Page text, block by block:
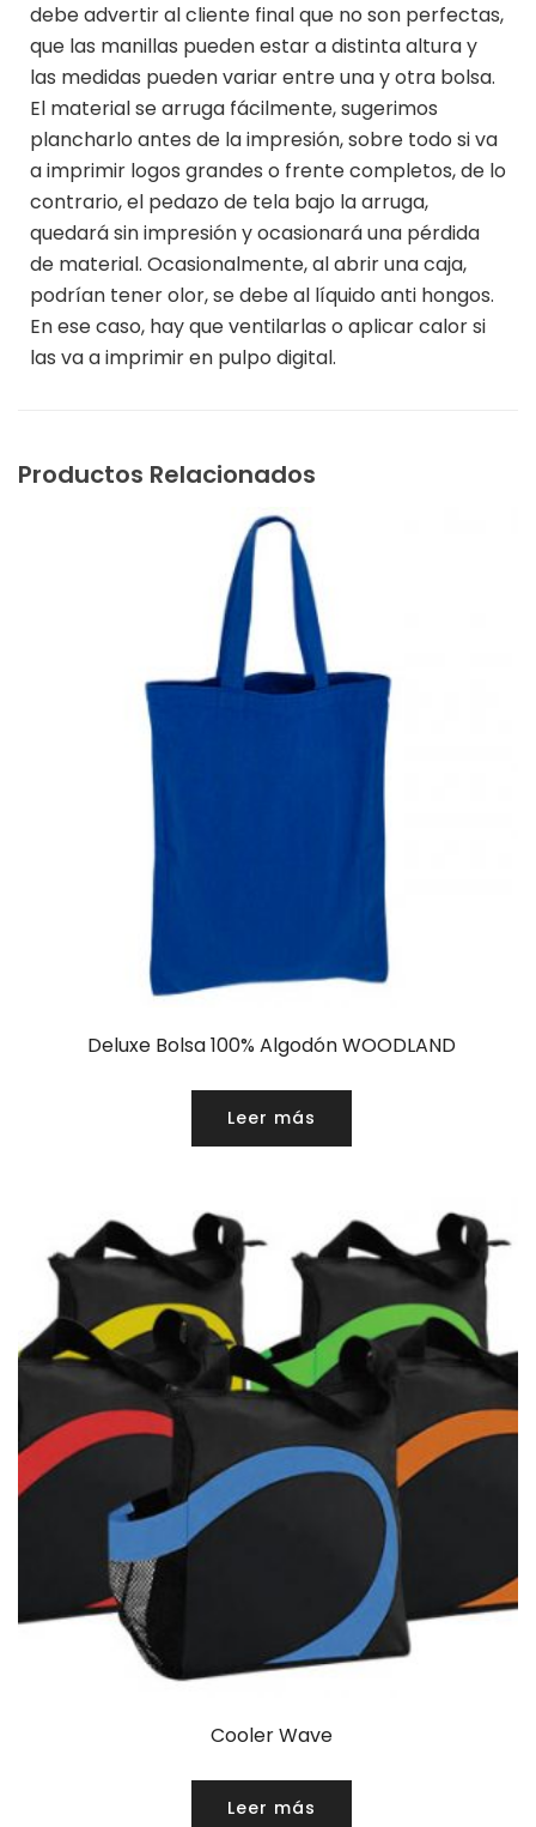
debe advertir al cliente final que no son perfectas,
que las manillas pueden estar a distinta altura y
las medidas pueden variar entre una y otra bolsa.
El material se arruga fácilmente, sugerimos
plancharlo antes de la impresión, sobre todo si va
a imprimir logos grandes o frente completos, de lo
contrario, el pedazo de tela bajo la arruga,
quedará sin impresión y ocasionará una pérdida
de material. Ocasionalmente, al abrir una caja,
podrían tener olor, se debe al líquido anti hongos.
En ese caso, hay que ventilarlas o aplicar calor si
las va a imprimir en pulpo digital.
Productos Relacionados
Deluxe Bolsa 100% Algodón WOODLAND
Leer más
Cooler Wave
Leer más